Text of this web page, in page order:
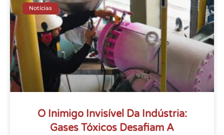
Notícias
O Inimigo Invisível Da Indústria:
Gases Tóxicos Desafiam A